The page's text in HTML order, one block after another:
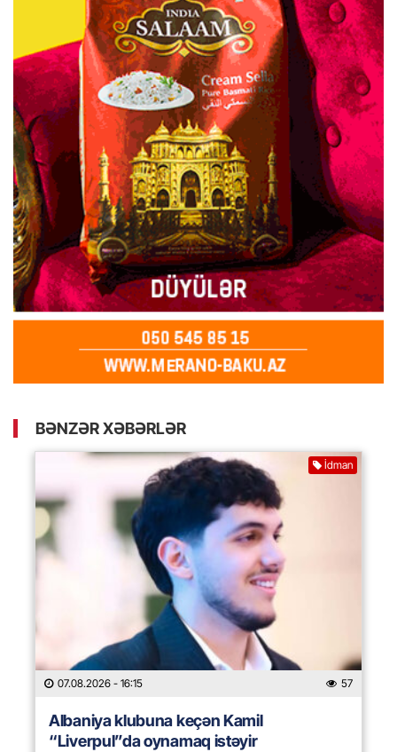
BƏNZƏR XƏBƏRLƏR
İdman
07.08.2026 - 16:15 57
Albaniya klubuna keçən Kamil
“Liverpul”da oynamaq istəyir